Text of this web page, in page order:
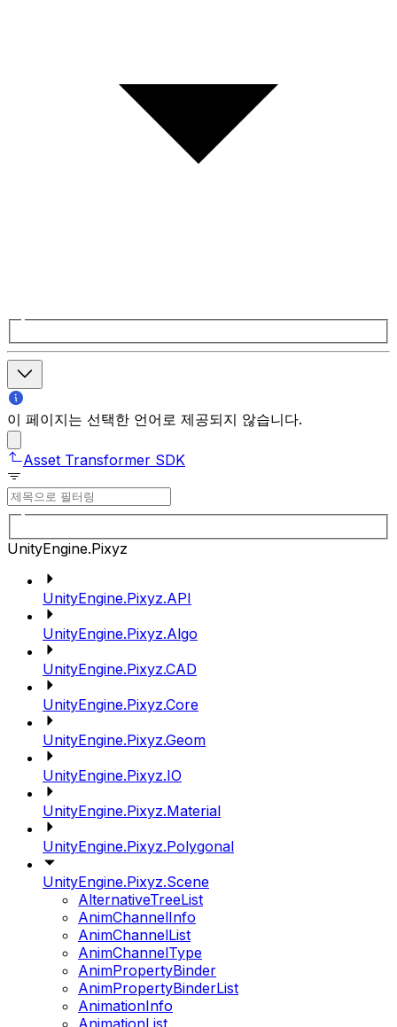
이 페이지는 선택한 언어로 제공되지 않습니다.
Asset Transformer SDK
UnityEngine.Pixyz
UnityEngine.Pixyz.API
UnityEngine.Pixyz.Algo
UnityEngine.Pixyz.CAD
UnityEngine.Pixyz.Core
UnityEngine.Pixyz.Geom
UnityEngine.Pixyz.IO
UnityEngine.Pixyz.Material
UnityEngine.Pixyz.Polygonal
UnityEngine.Pixyz.Scene
AlternativeTreeList
AnimChannelInfo
AnimChannelList
AnimChannelType
AnimPropertyBinder
AnimPropertyBinderList
AnimationInfo
AnimationList